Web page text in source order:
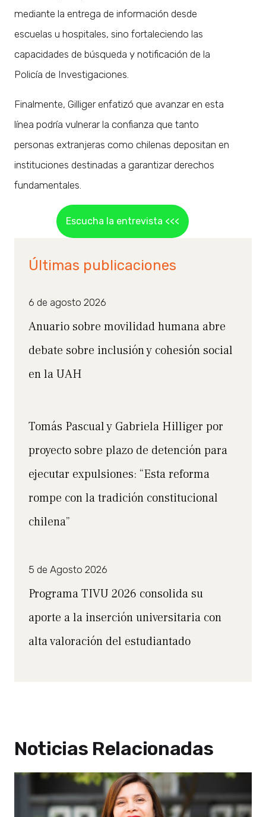
mediante la entrega de información desde
escuelas u hospitales, sino fortaleciendo las
capacidades de búsqueda y notificación de la
Policía de Investigaciones.
Finalmente, Gilliger enfatizó que avanzar en esta
línea podría vulnerar la confianza que tanto
personas extranjeras como chilenas depositan en
instituciones destinadas a garantizar derechos
fundamentales.
Escucha la entrevista <<<
Últimas publicaciones
6 de agosto 2026
Anuario sobre movilidad humana abre
debate sobre inclusión y cohesión social
en la UAH
Tomás Pascual y Gabriela Hilliger por
proyecto sobre plazo de detención para
ejecutar expulsiones: “Esta reforma
rompe con la tradición constitucional
chilena”
5 de Agosto 2026
Programa TIVU 2026 consolida su
aporte a la inserción universitaria con
alta valoración del estudiantado
Noticias Relacionadas